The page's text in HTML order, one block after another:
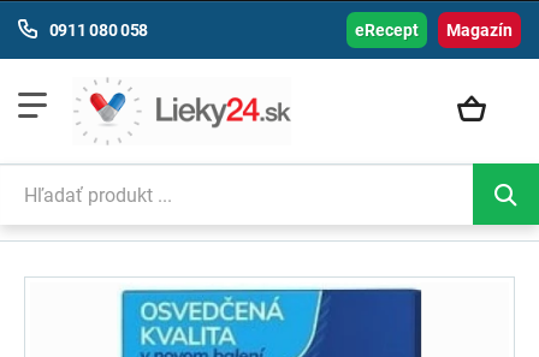
Magazín
0911 080 058 eRecept